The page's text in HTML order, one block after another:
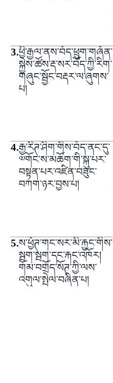
3.ཕྱི་རྒྱལ་ནས་བོད་ཕྲུག་གཞོན་
སྐྱེས་ཚོས་རྡ་སར་བོད་ཀྱི་རིག་
གཞུང་སྦྱོང་བརྡར་ལ་ཞུགས་
པ།
4.རྒྱ་རིཊ་ཤིག་གིས་བོད་ནང་དུ་
༧གོང་ས་མཆོག་གི་སྐུ་པར་
བསྟན་པར་འཛིན་བཟུང་
བཀག་ཉར་བྱས་པ།
5.ས་ཕྱོཊ་གང་སར་མི་རྐྱང་གིས་
སྦག་སྦག་དང་རྐང་འཁོར།
གོམ་བགྲོད་སོཊ་ཀྱི་ལས་
འགུལ་སྤེལ་བཞིན་པ།